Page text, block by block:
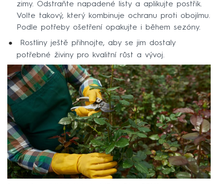
zimy. Odstraňte napadené listy a aplikujte postřik.
Volte takový, který kombinuje ochranu proti obojímu.
Podle potřeby ošetření opakujte i během sezóny.
Rostliny ještě přihnojte, aby se jim dostaly
potřebné živiny pro kvalitní růst a vývoj.